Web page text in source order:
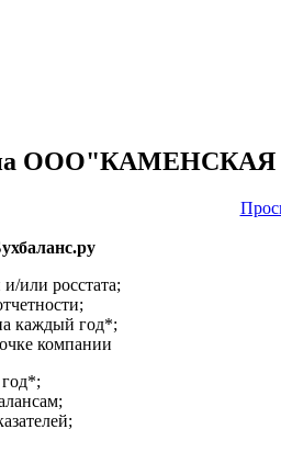
на
или росстата;
каждый год*;
компании